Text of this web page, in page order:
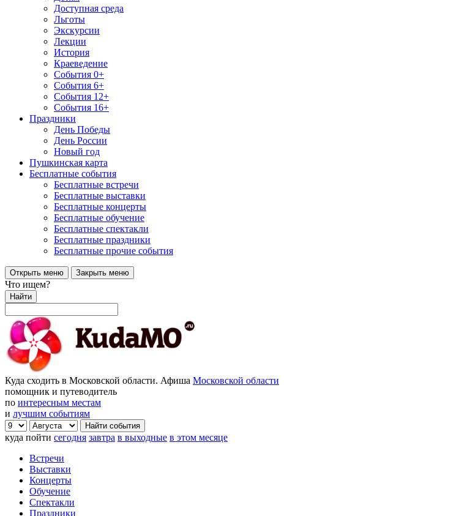
Доступная среда
Льготы
Экскурсии
Лекции
История
Краеведение
События 0+
События 6+
События 12+
События 16+
Праздники
День Победы
День России
Новый год
Пушкинская карта
Бесплатные события
Бесплатные встречи
Бесплатные выставки
Бесплатные концерты
Бесплатные обучение
Бесплатные спектакли
Бесплатные праздники
Бесплатные прочие события
Открыть меню Закрыть меню
Что ищем?
Найти
Куда сходить в Московской области. Афиша Московской области
помощник и путеводитель
по интересным местам
и лучшим событиям
куда пойти сегодня завтра в выходные в этом месяце
Встречи
Выставки
Концерты
Обучение
Спектакли
Праздники